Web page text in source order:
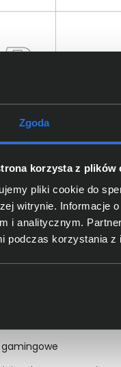
Zgoda
korzysta z plików
pliki cookie do
witrynie. Informacje
i analitycznym.
podczas korzystania z
dostawy
termin płatności
nabywcy na